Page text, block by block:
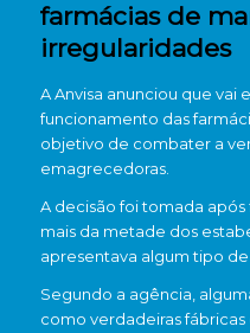
farmácias de
irregularidades
AAnvisa anunciou que vai
funcionamento das
objetivo de combater a
emagrecedoras.
A decisão foi tomada
mais da metade dos
apresentava algum tipo
Segundo a agência,
como verdadeiras